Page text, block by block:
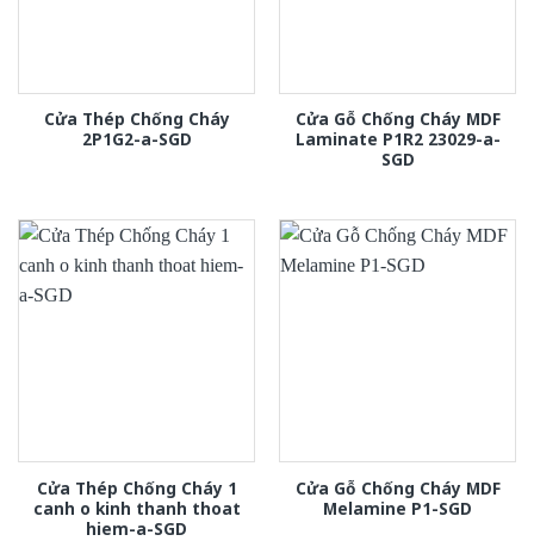
Cửa Thép Chống Cháy
2P1G2-a-SGD
Cửa Gỗ Chống Cháy MDF
Laminate P1R2 23029-a-
SGD
Cửa Thép Chống Cháy 1
canh o kinh thanh thoat
hiem-a-SGD
Cửa Gỗ Chống Cháy MDF
Melamine P1-SGD